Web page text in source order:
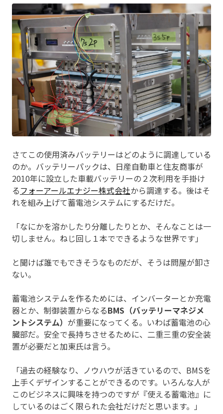
さてこの使用済みバッテリーはどのように調達している
のか。バッテリーパックは、日産自動車と住友商事が
2010年に設立した車載バッテリーの２次利用を手掛け
るフォーアールエナジー株式会社から調達する。後はそ
れを組み上げて蓄電池システムにするだけだ。
「なにかを溶かしたり分離したりとか、そんなことは一
切しません。ねじ回し１本でできるような世界です」
と聞けば誰でもできそうなものだが、そうは問屋が卸さ
ない。
蓄電池システムを作るためには、インバーターとか充電
器とか、制御装置からなるBMS（バッテリーマネジメ
ントシステム） が重要になってくる。いわば蓄電池の心
臓部だ。安全で長持ちさせるために、二重三重の安全装
置が必要だと加東氏は言う。
「過去の経験なり、ノウハウが活きているので、BMSを
上手くデザインすることができるのです。いろんな人が
このビジネスに興味を持つのですが『使える蓄電池』に
しているのはごく限られた会社だけだと思います。」